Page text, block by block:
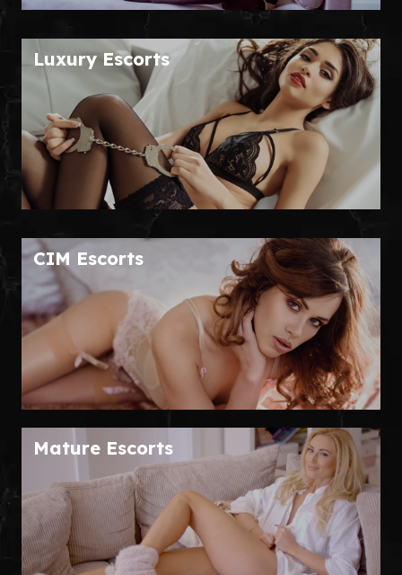
Luxury Escorts
CIM Escorts
Mature Escorts